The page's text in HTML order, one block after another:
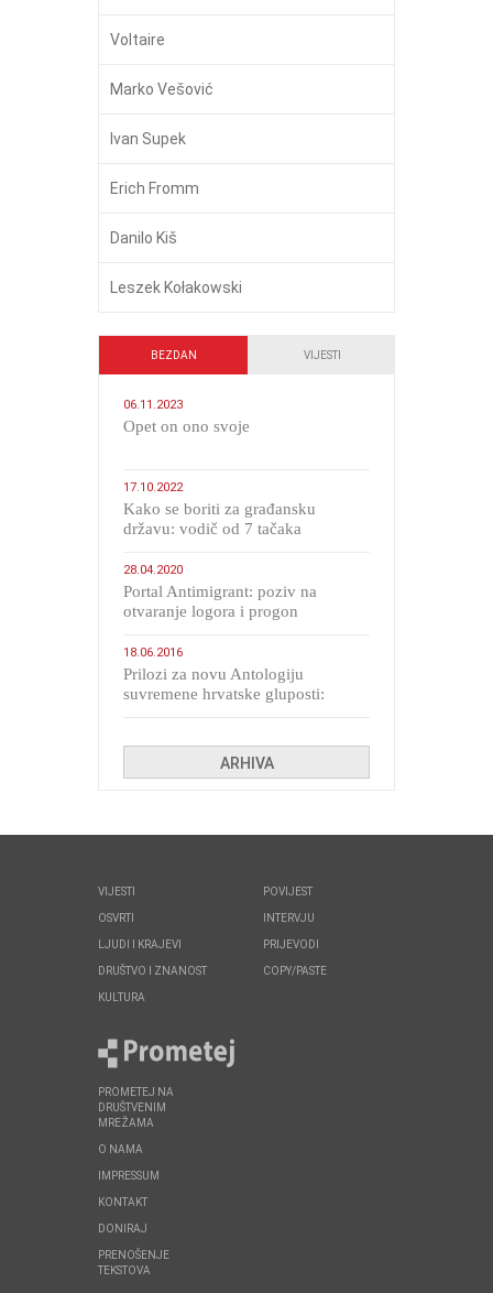
Voltaire
Marko Vešović
Ivan Supek
Erich Fromm
Danilo Kiš
Leszek Kołakowski
BEZDAN VIJESTI
06.11.2023
​Opet on ono svoje
17.10.2022
Kako se boriti za građansku
državu: vodič od 7 tačaka
28.04.2020
Portal Antimigrant: poziv na
otvaranje logora i progon
18.06.2016
Prilozi za novu Antologiju
suvremene hrvatske gluposti:
ARHIVA
VIJESTI
OSVRTI
LJUDI I KRAJEVI
DRUŠTVO I ZNANOST
KULTURA
POVIJEST
INTERVJU
PRIJEVODI
COPY/PASTE
PROMETEJ NA
DRUŠTVENIM
MREŽAMA
O NAMA
IMPRESSUM
KONTAKT
DONIRAJ
PRENOŠENJE
TEKSTOVA